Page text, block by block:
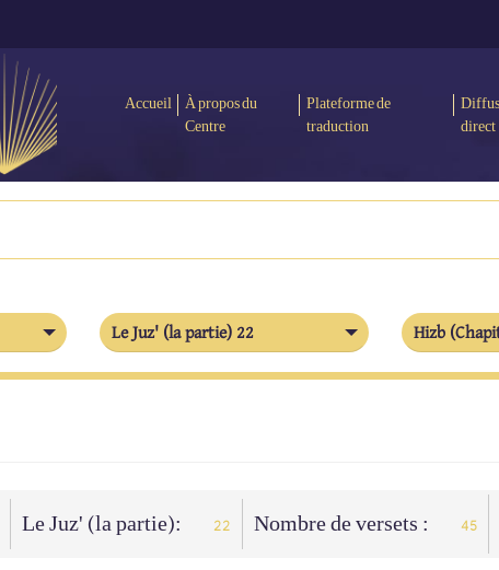
Accueil
À propos du
Centre
Plateforme de
traduction
direct
Le Juz' (la partie) 22 Hizb
Le Juz' (la partie): 22 Nombre de versets : 45